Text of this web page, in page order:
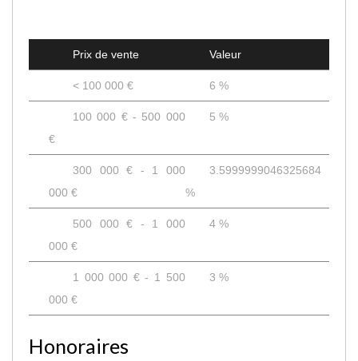
Prix de vente Valeur
< 100 000 € 6 %
100 000 € - 500 000
€
5 %
300 000 € - 1 000
000 €
3.5999999046325684
%
500 000 € - 1 000
000 €
4 %
1 000 000 € - 1 500
000 €
3 %
Honoraires